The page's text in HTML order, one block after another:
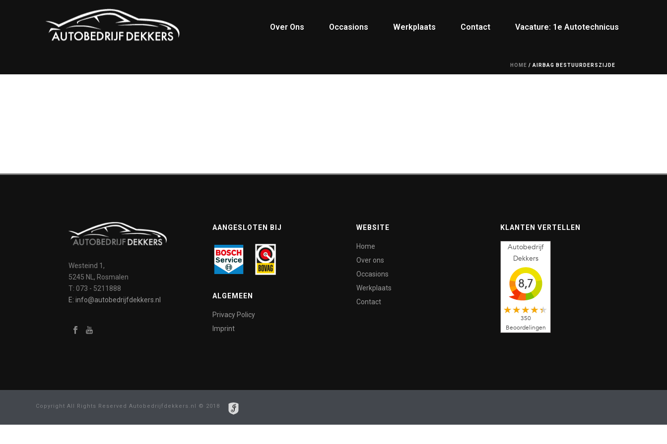
Over Ons Occasions Werkplaats Contact Vacature: 1e Autotechnicus
HOME / AIRBAG BESTUURDERSZIJDE
Westeind 1,
5245 NL, Rosmalen
T: 073 - 5211888
E: info@autobedrijfdekkers.nl
AANGESLOTEN BIJ
ALGEMEEN
Privacy Policy
Imprint
WEBSITE
Home
Over ons
Occasions
Werkplaats
Contact
KLANTEN VERTELLEN
Autobedrijf
Dekkers
8,7
350
Beoordelingen
Copyright All Rights Reserved Autobedrijfdekkers.nl © 2018